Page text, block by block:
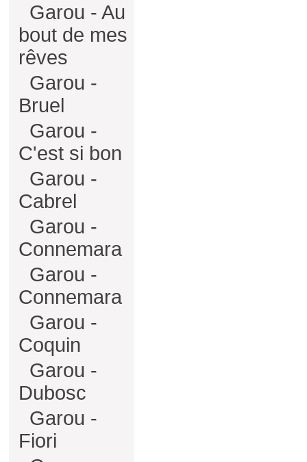
Garou - Au
bout de mes
rêves
Garou -
Bruel
Garou -
C'est si bon
Garou -
Cabrel
Garou -
Connemara
Garou -
Connemara
Garou -
Coquin
Garou -
Dubosc
Garou -
Fiori